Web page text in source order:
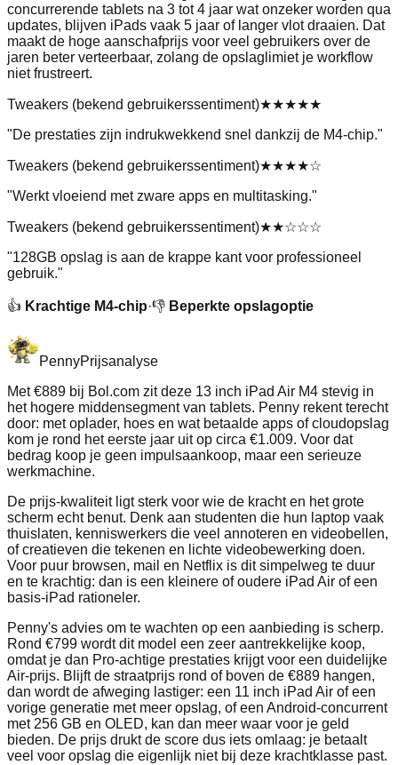
concurrerende tablets na 3 tot 4 jaar wat onzeker worden qua
updates, blijven iPads vaak 5 jaar of langer vlot draaien. Dat
maakt de hoge aanschafprijs voor veel gebruikers over de
jaren beter verteerbaar, zolang de opslaglimiet je workflow
niet frustreert.
Tweakers (bekend gebruikerssentiment)★★★★★
"De prestaties zijn indrukwekkend snel dankzij de M4-chip."
Tweakers (bekend gebruikerssentiment)★★★★☆
"Werkt vloeiend met zware apps en multitasking."
Tweakers (bekend gebruikerssentiment)★★☆☆☆
"128GB opslag is aan de krappe kant voor professioneel
gebruik."
👍 Krachtige M4-chip·👎 Beperkte opslagoptie
PennyPrijsanalyse
Met €889 bij Bol.com zit deze 13 inch iPad Air M4 stevig in
het hogere middensegment van tablets. Penny rekent terecht
door: met oplader, hoes en wat betaalde apps of cloudopslag
kom je rond het eerste jaar uit op circa €1.009. Voor dat
bedrag koop je geen impulsaankoop, maar een serieuze
werkmachine.
De prijs-kwaliteit ligt sterk voor wie de kracht en het grote
scherm echt benut. Denk aan studenten die hun laptop vaak
thuislaten, kenniswerkers die veel annoteren en videobellen,
of creatieven die tekenen en lichte videobewerking doen.
Voor puur browsen, mail en Netflix is dit simpelweg te duur
en te krachtig: dan is een kleinere of oudere iPad Air of een
basis-iPad rationeler.
Penny's advies om te wachten op een aanbieding is scherp.
Rond €799 wordt dit model een zeer aantrekkelijke koop,
omdat je dan Pro-achtige prestaties krijgt voor een duidelijke
Air-prijs. Blijft de straatprijs rond of boven de €889 hangen,
dan wordt de afweging lastiger: een 11 inch iPad Air of een
vorige generatie met meer opslag, of een Android-concurrent
met 256 GB en OLED, kan dan meer waar voor je geld
bieden. De prijs drukt de score dus iets omlaag: je betaalt
veel voor opslag die eigenlijk niet bij deze krachtklasse past.